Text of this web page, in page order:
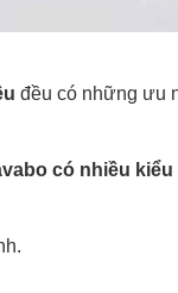
đều có những ưu
có nhiều kiểu